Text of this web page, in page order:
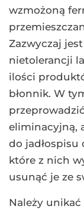
wzmożoną
Zazwyczaj
nietolerancji
ilości
błonnik. W
eliminacyjną,
do jadłospisu
które z nich
usunąć je ze
Należy